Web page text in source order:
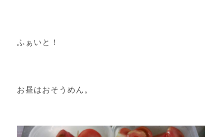
ふぁいと！
お昼はおそうめん。